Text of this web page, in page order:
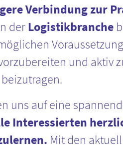
Verbindung zur
derLogistikbranche
und aktiv
uns auf eine
Interessierten
Mit den